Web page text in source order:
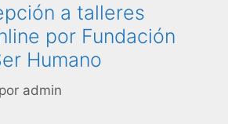
a talleres
por Fundación
Humano
por admin